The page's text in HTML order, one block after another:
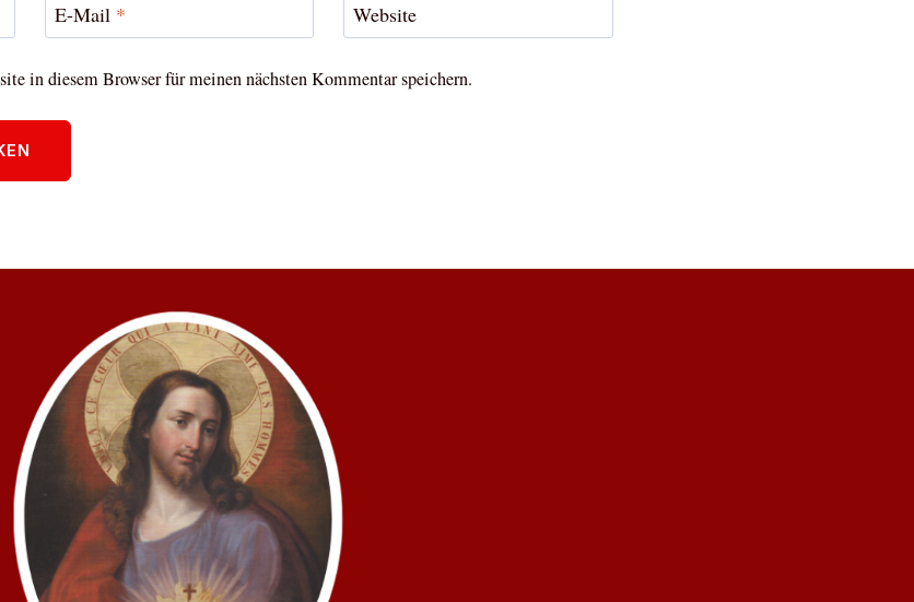
E-Mail * Website
in diesem Browser für meinen nächsten Kommentar speichern.